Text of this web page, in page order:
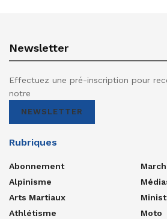
Newsletter
Effectuez une pré-inscription pour
notre
NEWSLETTER
Rubriques
Abonnement
Alpinisme
Arts Martiaux
Athlétisme
Moto